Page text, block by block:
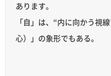
あります。
「自」は、“内に向かう視
心）」の象形でもある。